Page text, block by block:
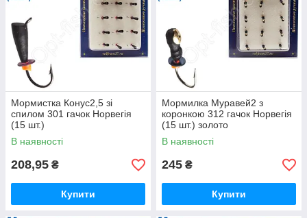
Мормистка Конус2,5 зі
спилом 301 гачок Норвегія
(15 шт.)
В наявності
208,95 ₴
Купити
Мормилка Муравей2 з
коронкою 312 гачок Норвегія
(15 шт.) золото
В наявності
245 ₴
Купити